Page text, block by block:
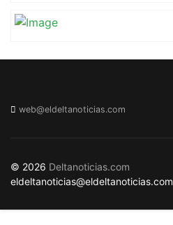
web@eldeltanoticias.com
© 2026 Deltanoticias.com
eldeltanoticias@eldeltanoticias.com